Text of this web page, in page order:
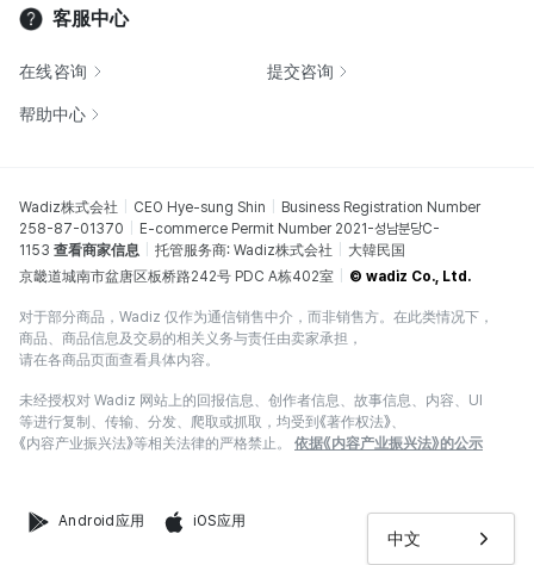
中文
客服中心
在线咨询 提交咨询
帮助中心
Wadiz株式会社 CEO Hye-sung Shin
Business Registration Number
258-87-01370
E-commerce Permit Number 2021-성남분당C-
1153 查看商家信息 托管服务商: Wadiz株式会社
大韓民国
京畿道城南市盆唐区板桥路242号 PDC A栋402室
© wadiz Co., Ltd.
对于部分商品，Wadiz 仅作为通信销售中介，而非销售方。在此类情况下，
商品、商品信息及交易的相关义务与责任由卖家承担，
请在各商品页面查看具体内容。
未经授权对 Wadiz 网站上的回报信息、创作者信息、故事信息、内容、UI
等进行复制、传输、分发、爬取或抓取，均受到《著作权法》、
《内容产业振兴法》等相关法律的严格禁止。
依据《内容产业振兴法》的公示
Android应用 iOS应用